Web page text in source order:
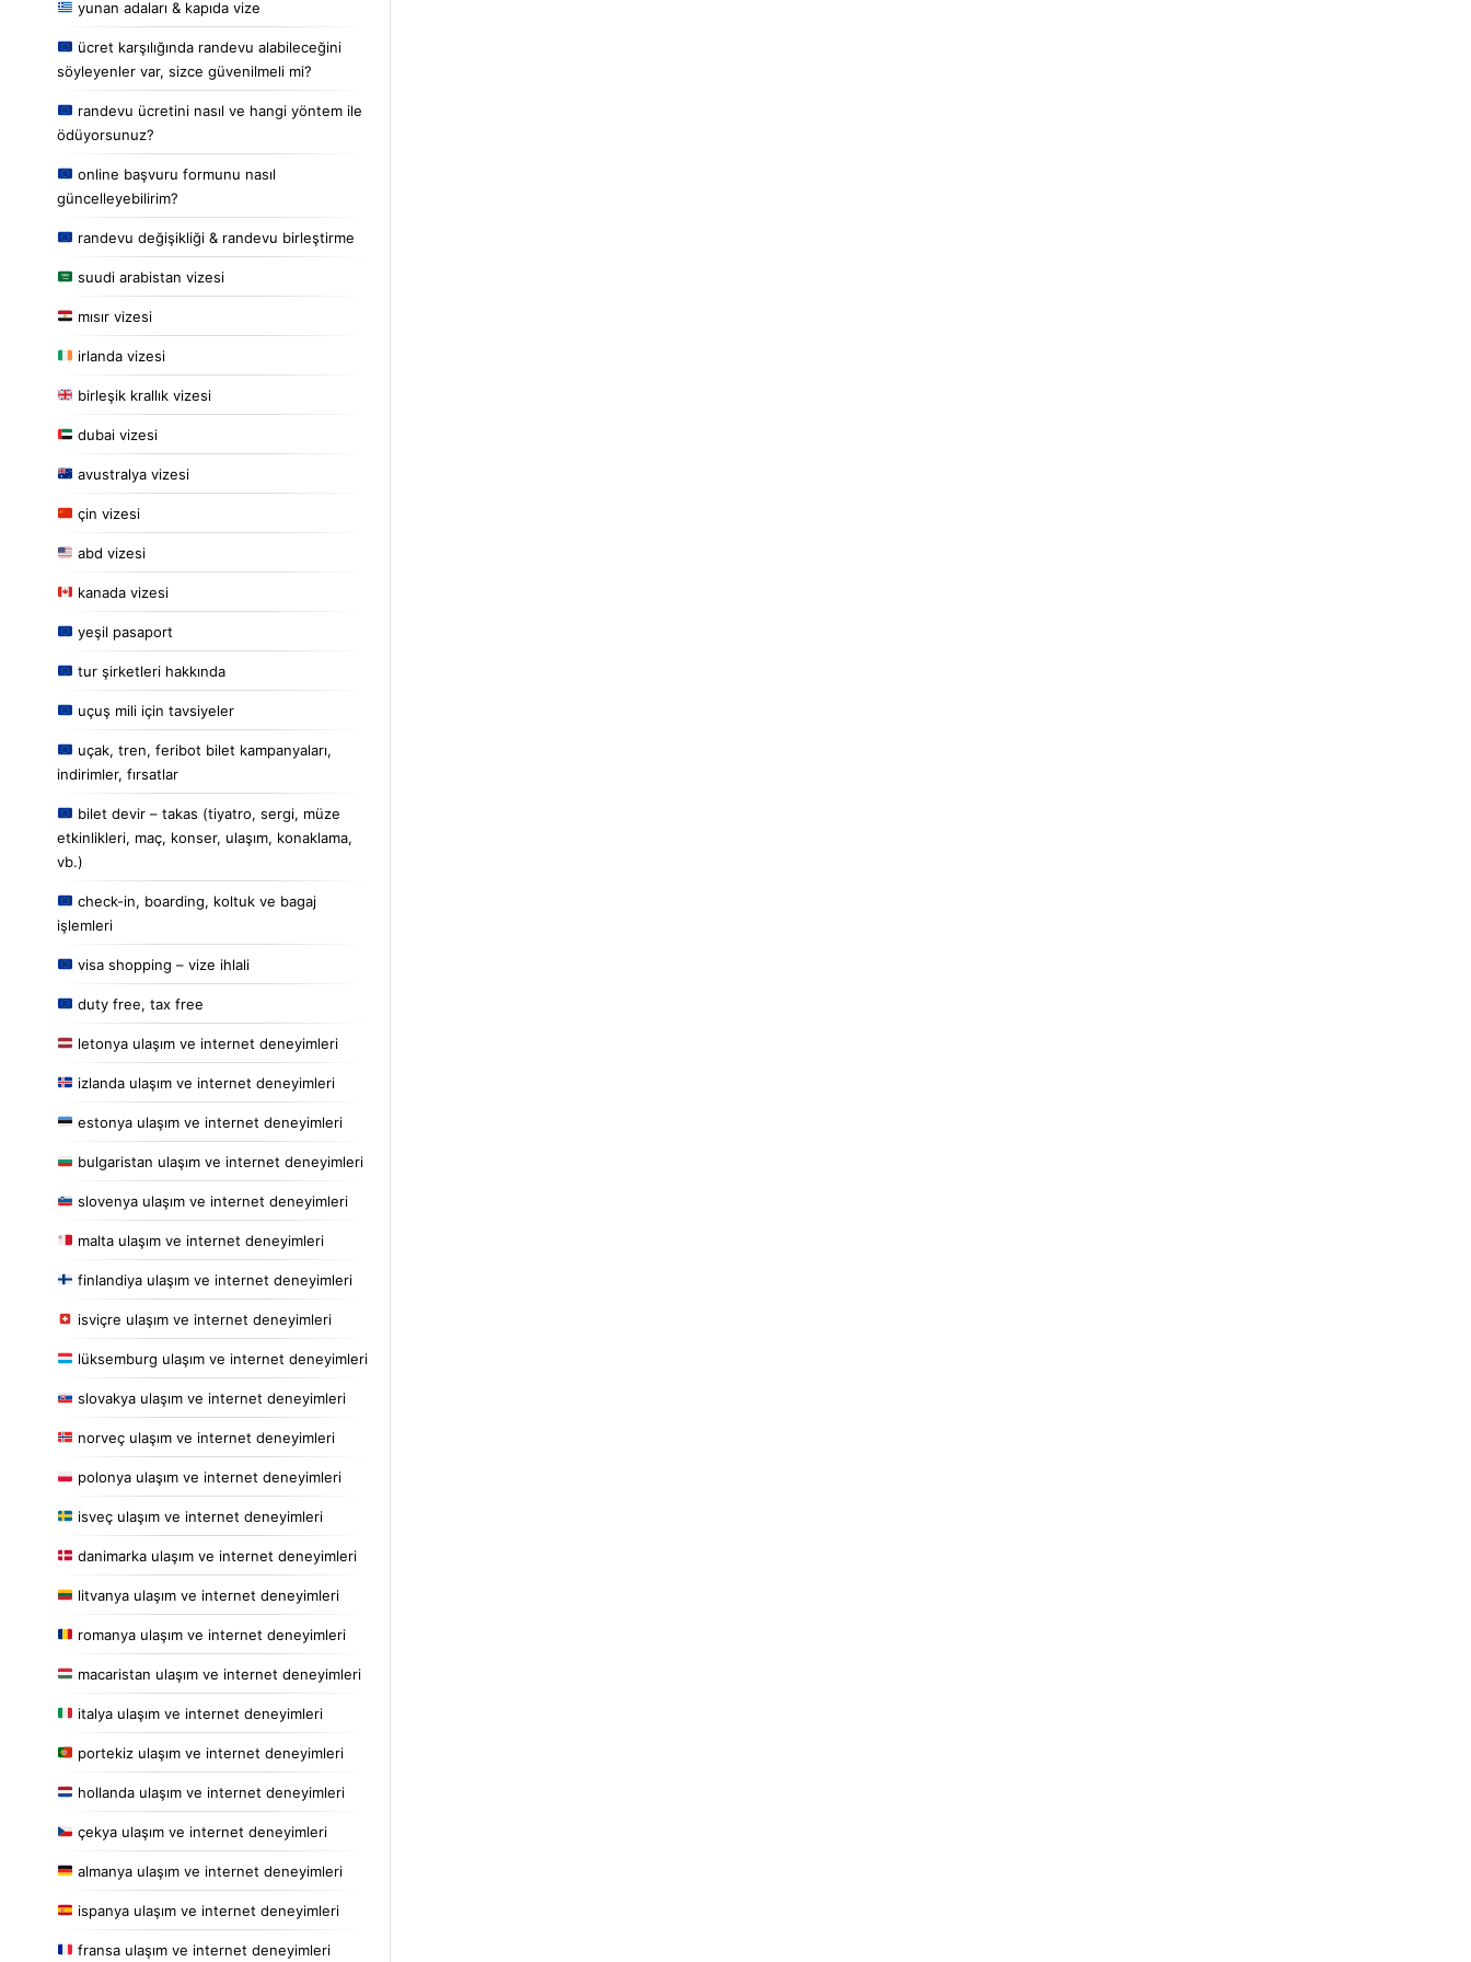
yunan adaları & kapıda vize
ücret karşılığında randevu alabileceğini
söyleyenler var, sizce güvenilmeli mi?
randevu ücretini nasıl ve hangi yöntem ile
ödüyorsunuz?
online başvuru formunu nasıl
güncelleyebilirim?
randevu değişikliği & randevu birleştirme
suudi arabistan vizesi
mısır vizesi
irlanda vizesi
birleşik krallık vizesi
dubai vizesi
avustralya vizesi
çin vizesi
abd vizesi
kanada vizesi
yeşil pasaport
tur şirketleri hakkında
uçuş mili için tavsiyeler
uçak, tren, feribot bilet kampanyaları,
indirimler, fırsatlar
bilet devir – takas (tiyatro, sergi, müze
etkinlikleri, maç, konser, ulaşım, konaklama,
vb.)
check-in, boarding, koltuk ve bagaj
işlemleri
visa shopping – vize ihlali
duty free, tax free
letonya ulaşım ve internet deneyimleri
izlanda ulaşım ve internet deneyimleri
estonya ulaşım ve internet deneyimleri
bulgaristan ulaşım ve internet deneyimleri
slovenya ulaşım ve internet deneyimleri
malta ulaşım ve internet deneyimleri
finlandiya ulaşım ve internet deneyimleri
isviçre ulaşım ve internet deneyimleri
lüksemburg ulaşım ve internet deneyimleri
slovakya ulaşım ve internet deneyimleri
norveç ulaşım ve internet deneyimleri
polonya ulaşım ve internet deneyimleri
isveç ulaşım ve internet deneyimleri
danimarka ulaşım ve internet deneyimleri
litvanya ulaşım ve internet deneyimleri
romanya ulaşım ve internet deneyimleri
macaristan ulaşım ve internet deneyimleri
italya ulaşım ve internet deneyimleri
portekiz ulaşım ve internet deneyimleri
hollanda ulaşım ve internet deneyimleri
çekya ulaşım ve internet deneyimleri
almanya ulaşım ve internet deneyimleri
ispanya ulaşım ve internet deneyimleri
fransa ulaşım ve internet deneyimleri